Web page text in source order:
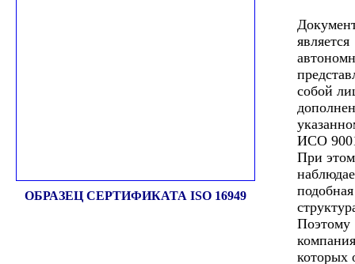
ОБРАЗЕЦ СЕРТИФИКАТА ISO 16949
является
собой
ИСО
При
Поэтому
которых